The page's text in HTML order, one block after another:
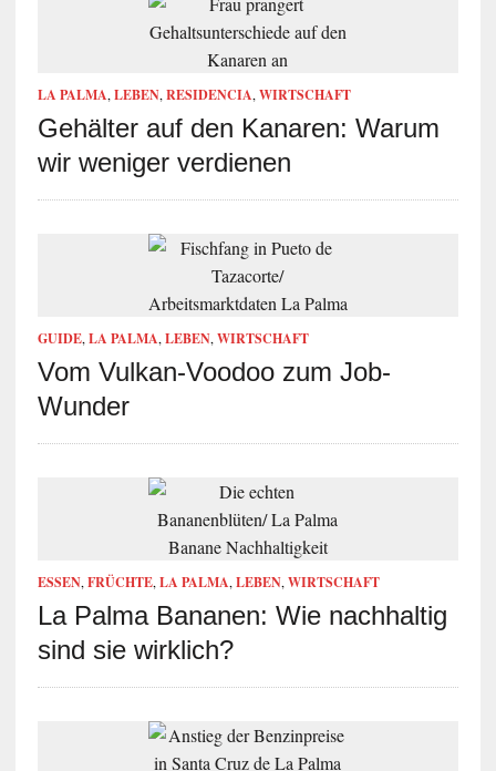
LA PALMA,LEBEN,RESIDENCIA,WIRTSCHAFT
Gehälter auf den Kanaren: Warum
wir weniger verdienen
GUIDE,LA PALMA,LEBEN,WIRTSCHAFT
Vom Vulkan-Voodoo zum Job-
Wunder
ESSEN,FRÜCHTE,LA PALMA,LEBEN,WIRTSCHAFT
La Palma Bananen: Wie nachhaltig
sind sie wirklich?